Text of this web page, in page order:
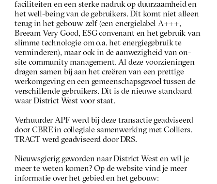
faciliteiten en een sterke nadruk op duurzaamheid en
het well-being van de gebruikers. Dit komt niet alleen
terug in het gebouw zelf (een energielabel A+++,
Breeam Very Good, ESG convenant en het gebruik van
slimme technologie om o.a. het energiegebruik te
verminderen), maar ook in de aanwezigheid van on-
site community management. Al deze voorzieningen
dragen samen bij aan het creëren van een prettige
werkomgeving en een gemeenschapsgevoel tussen de
verschillende gebruikers. Dit is de nieuwe standaard
waar District West voor staat.
Verhuurder APF werd bij deze transactie geadviseerd
door CBRE in collegiale samenwerking met Colliers.
TRACT werd geadviseerd door DRS.
Nieuwsgierig geworden naar District West en wil je
meer te weten komen? Op de website vind je meer
informatie over het gebied en het gebouw: